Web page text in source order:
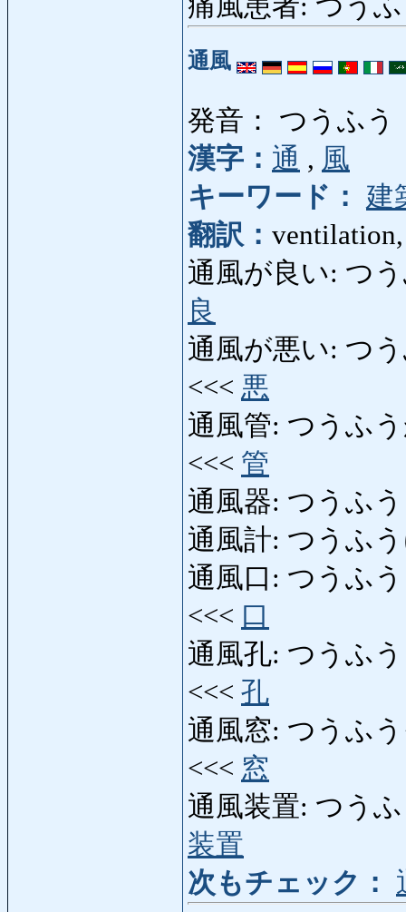
通風
発音： つうふう
漢字： 通 , 風
キーワード：
建
翻訳：
通風が良い: つ
良
通風が悪い: つ
<<< 悪
通風管: つうふ
<<< 管
通風器: つうふう
通風計: つうふ
通風口: つうふ
<<< 口
通風孔: つうふ
<<< 孔
通風窓: つうふう
<<< 窓
通風装置: つう
装置
次もチェック：